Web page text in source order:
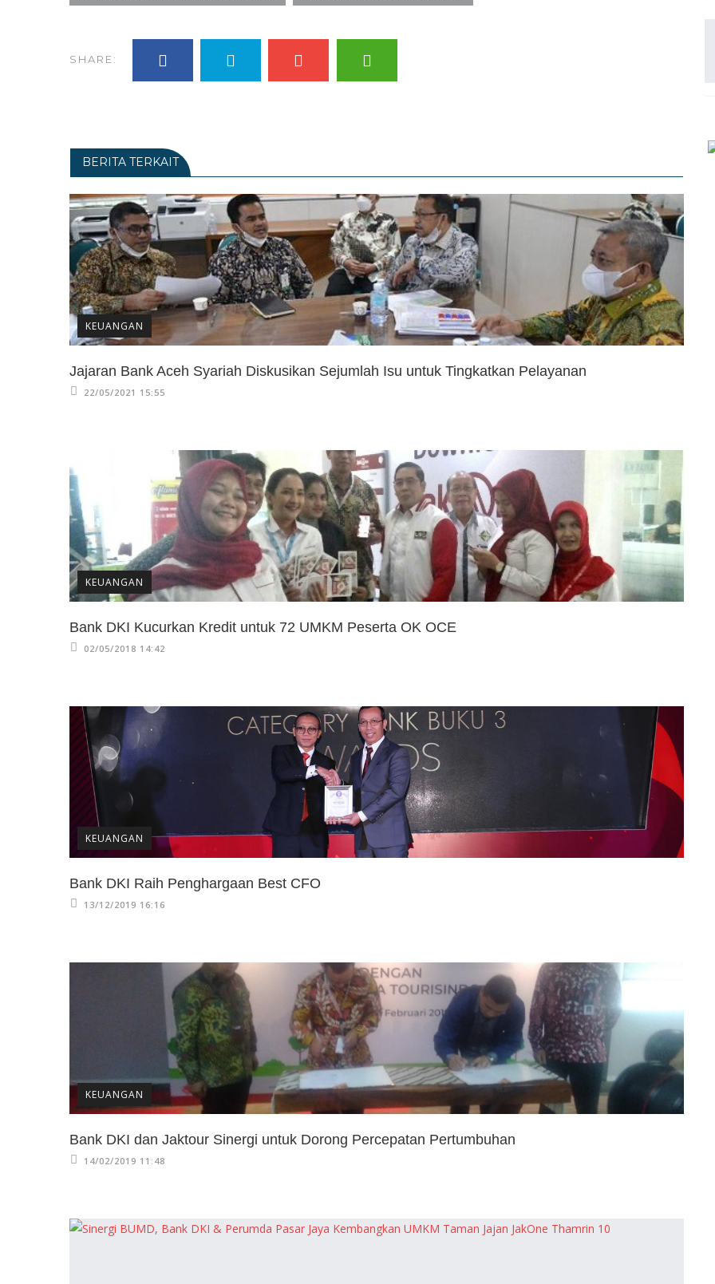
SHARE:
BERITA TERKAIT
KEUANGAN
Jajaran Bank Aceh Syariah Diskusikan Sejumlah Isu untuk Tingkatkan Pelayanan
22/05/2021 15:55
KEUANGAN
Bank DKI Kucurkan Kredit untuk 72 UMKM Peserta OK OCE
02/05/2018 14:42
KEUANGAN
Bank DKI Raih Penghargaan Best CFO
13/12/2019 16:16
KEUANGAN
Bank DKI dan Jaktour Sinergi untuk Dorong Percepatan Pertumbuhan
14/02/2019 11:48